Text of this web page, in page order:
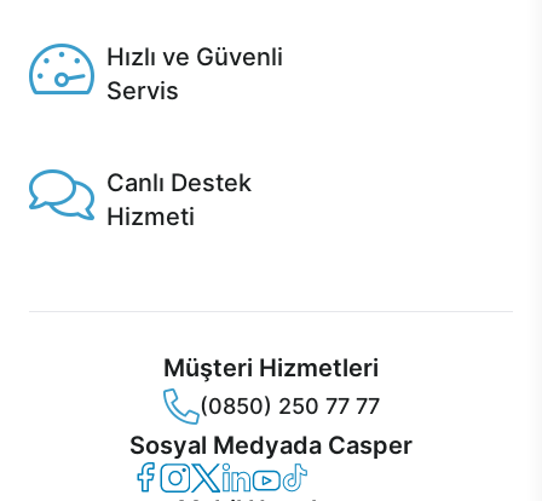
Hızlı ve Güvenli
Servis
Canlı Destek
Hizmeti
Müşteri Hizmetleri
(0850) 250 77 77
Sosyal Medyada Casper
Casper Facebook
Casper Instagram
Casper Twitter
Casper LinkedIn
Casper YouTube
Casper TikTok